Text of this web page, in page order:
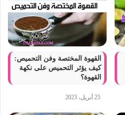
القهوة المختصة وفن التحميص:
كيف يؤثر التحميص على نكهة
القهوة؟
25 أبريل، 2023